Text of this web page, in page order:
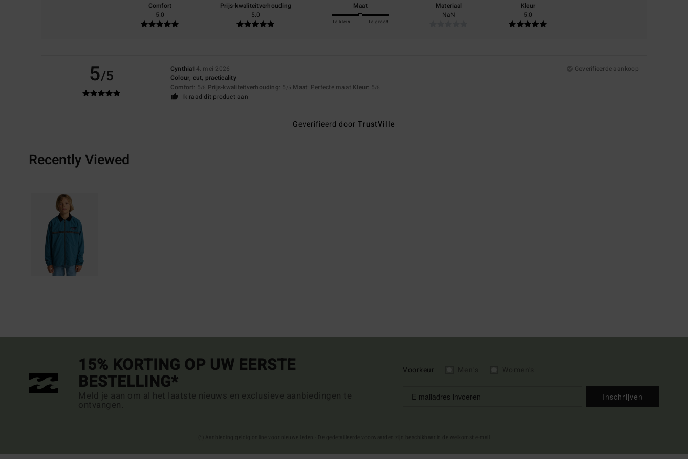
Comfort
5.0
Prijs-kwaliteitverhouding
5.0
Maat
Te klein Te groot
Materiaal
NaN
Kleur
5.0
5/5 Cynthia14. mei 2026
Geverifieerde aankoop
Colour, cut, practicality
Comfort: 5/5 Prijs-kwaliteitverhouding: 5 /5 Maat: Perfecte maat Kleur: 5/5
Ik raad dit product aan
Geverifieerd door TrustVille
Recently Viewed
15% KORTING OP UW EERSTE
BESTELLING*
Meld je aan om al het laatste nieuws en exclusieve aanbiedingen te
ontvangen.
Voorkeur
Inschrijven